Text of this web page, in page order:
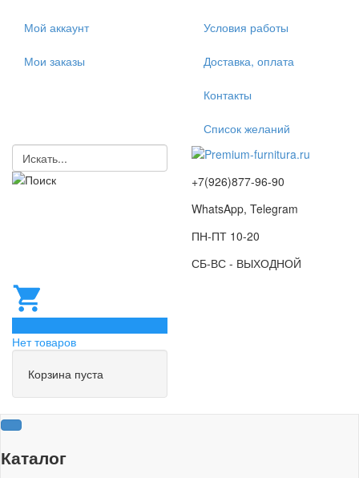
Мой аккаунт
Мои заказы
Условия работы
Доставка, оплата
Контакты
Список желаний
+7(926)877-96-90
WhatsApp, Telegram
ПН-ПТ 10-20
СБ-ВС - ВЫХОДНОЙ
Нет товаров
Корзина пуста
Каталог